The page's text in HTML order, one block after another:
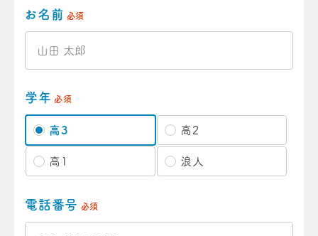
お名前 必須
学年 必須
高3 高2
高1 浪人
電話番号 必須